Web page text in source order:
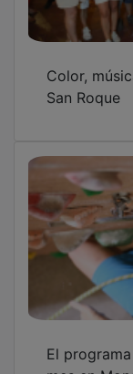
San Roque
mes en